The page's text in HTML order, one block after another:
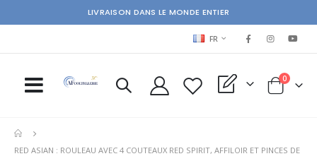
LIVRAISON DANS LE MONDE ENTIER
LANGUAGE
FR
My Quote Cart
0items
RED ASIAN : ROULEAU AVEC 4 COUTEAUX RED SPIRIT, AFFILOIR ET PINCES DE